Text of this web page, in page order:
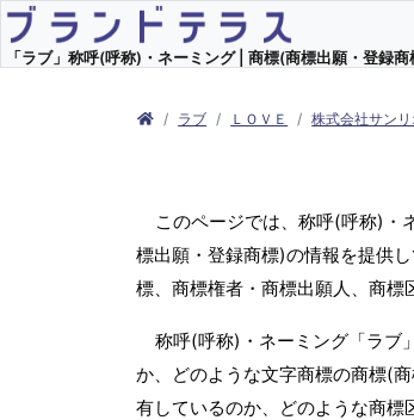
「ラブ」称呼(呼称)・ネーミング | 商標(商標出願・登録商
ラブ ＬＯＶＥ 株式会社サンリ
このページでは、称呼(呼称)・
標出願・登録商標)の情報を提供
標、商標権者・商標出願人、商
称呼(呼称)・ネーミング「ラブ
か、どのような文字商標の商標(
有しているのか、どのような商